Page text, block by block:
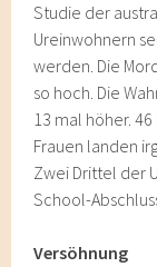
Studie der
Ureinwohnern
werden. Die
so hoch. Die
13 mal höher.
Frauen landen
Zwei Drittel der
School-
Versöhnung